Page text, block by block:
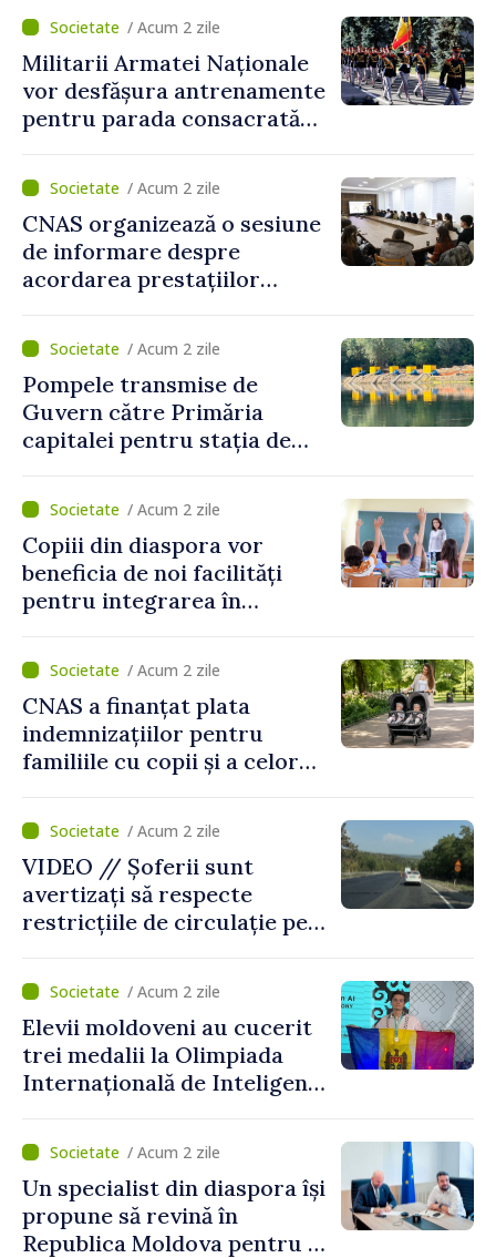
/ Acum 2 zile
Militarii Armatei Naționale
vor desfășura antrenamente
pentru parada consacrată
/ Acum 2 zile
CNAS organizează o sesiune
de informare despre
acordarea prestațiilor
electronice. Cetățenii,
invitați să se înscrie la
eveniment
/ Acum 2 zile
Pompele transmise de
Guvern către Primăria
capitalei pentru stația de
lui Vodă au fost instalate și
puse în funcțiune
/ Acum 2 zile
Copiii din diaspora vor
beneficia de noi facilități
pentru integrarea în
Republica Moldova
/ Acum 2 zile
CNAS a finanțat plata
indemnizațiilor pentru
familiile cu copii și a celor
temporară de muncă
/ Acum 2 zile
VIDEO // Șoferii sunt
avertizați să respecte
restricțiile de circulație pe
desfășoară lucrări de
reparație / Acum 2 zile
Elevii moldoveni au cucerit
trei medalii la Olimpiada
Internațională de Inteligență
/ Acum 2 zile
Un specialist din diaspora își
propune să revină în
Republica Moldova pentru a